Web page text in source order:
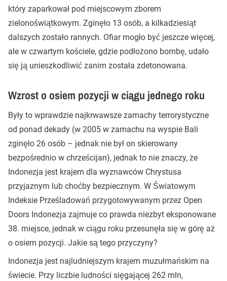
który zaparkował pod miejscowym zborem
zielonoświątkowym. Zginęło 13 osób, a kilkadziesiąt
dalszych zostało rannych. Ofiar mogło być jeszcze więcej,
ale w czwartym kościele, gdzie podłożono bombę, udało
się ją unieszkodliwić zanim została zdetonowana.
Wzrost o osiem pozycji w ciągu jednego roku
Były to wprawdzie najkrwawsze zamachy terrorystyczne
od ponad dekady (w 2005 w zamachu na wyspie Bali
zginęło 26 osób – jednak nie był on skierowany
bezpośrednio w chrześcijan), jednak to nie znaczy, że
Indonezja jest krajem dla wyznawców Chrystusa
przyjaznym lub choćby bezpiecznym. W Światowym
Indeksie Prześladowań przygotowywanym przez Open
Doors Indonezja zajmuje co prawda niezbyt eksponowane
38. miejsce, jednak w ciągu roku przesunęła się w górę aż
o osiem pozycji. Jakie są tego przyczyny?
Indonezja jest najludniejszym krajem muzułmańskim na
świecie. Przy liczbie ludności sięgającej 262 mln,